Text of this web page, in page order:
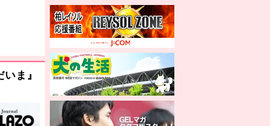
猛暑対策～」に登壇
ま』